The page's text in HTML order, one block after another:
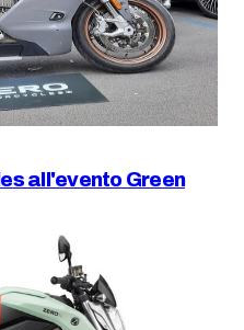
all'evento Green